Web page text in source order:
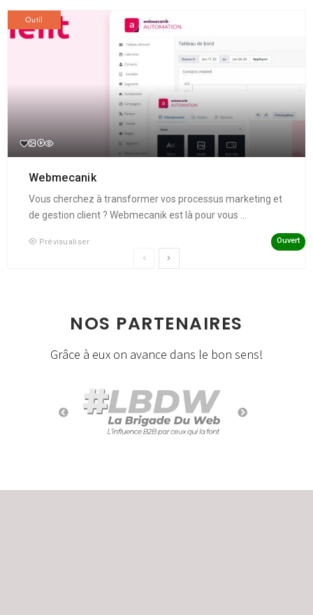
Outil
Webmecanik
Vous cherchez à transformer vos processus marketing et
de gestion client ? Webmecanik est là pour vous ...
Prévisualiser Ouvert
NOS PARTENAIRES
Grâce à eux on avance dans le bon sens!